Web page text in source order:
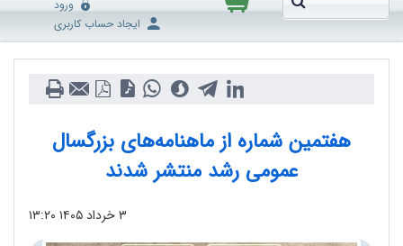
ورود
ایجاد حساب کاربری
هفتمین شماره از ماهنامه‌های بزرگسال
عمومی رشد منتشر شدند
۳ خرداد ۱۴۰۵ ۱۳:۲۰